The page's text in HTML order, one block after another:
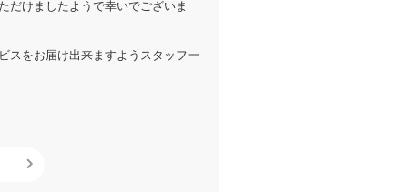
だけましたようで幸いでございま
スをお届け出来ますようスタッフ一